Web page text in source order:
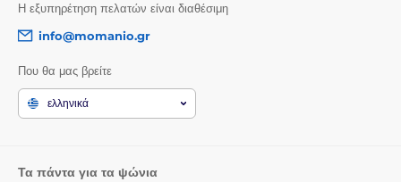
Η εξυπηρέτηση πελατών είναι διαθέσιμη
info@momanio.gr
Που θα μας βρείτε
ελληνικά
Τα πάντα για τα ψώνια